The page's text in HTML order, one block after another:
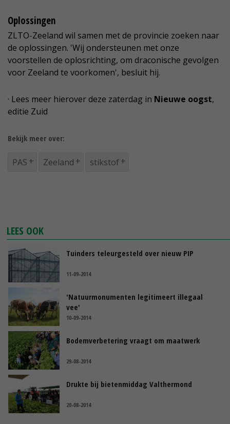
Oplossingen
ZLTO-Zeeland wil samen met de provincie zoeken naar
de oplossingen. 'Wij ondersteunen met onze
voorstellen de oplosrichting, om draconische gevolgen
voor Zeeland te voorkomen', besluit hij.
· Lees meer hierover deze zaterdag in Nieuwe oogst,
editie Zuid
Bekijk meer over:
PAS Zeeland stikstof
LEES OOK
Tuinders teleurgesteld over nieuw PIP
11-09-2014
'Natuurmonumenten legitimeert illegaal
vee'
10-09-2014
Bodemverbetering vraagt om maatwerk
29-08-2014
Drukte bij bietenmiddag Valthermond
20-08-2014